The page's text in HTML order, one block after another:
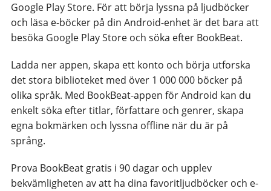
Google Play Store. För att börja lyssna på ljudböcker
och läsa e-böcker på din Android-enhet är det bara att
besöka Google Play Store och söka efter BookBeat.
Ladda ner appen, skapa ett konto och börja utforska
det stora biblioteket med över 1 000 000 böcker på
olika språk. Med BookBeat-appen för Android kan du
enkelt söka efter titlar, författare och genrer, skapa
egna bokmärken och lyssna offline när du är på
språng.
Prova BookBeat gratis i 90 dagar och upplev
bekvämligheten av att ha dina favoritljudböcker och e-